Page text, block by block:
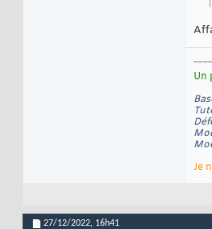
Un
Je
27/12/2022, 16h41